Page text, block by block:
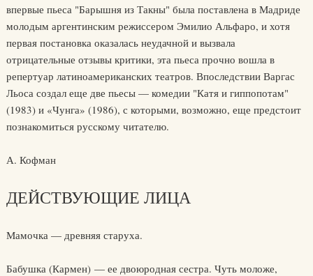
впервые пьеса "Барышня из Такны" была поставлена в Мадриде
молодым аргентинским режиссером Эмилио Альфаро, и хотя
первая постановка оказалась неудачной и вызвала
отрицательные отзывы критики, эта пьеса прочно вошла в
репертуар латиноамериканских театров. Впоследствии Варгас
Льоса создал еще две пьесы — комедии "Катя и гиппопотам"
(1983) и «Чунга» (1986), с которыми, возможно, еще предстоит
познакомиться русскому читателю.
А. Кофман
ДЕЙСТВУЮЩИЕ ЛИЦА
Мамочка — древняя старуха.
Бабушка (Кармен) — ее двоюродная сестра. Чуть моложе,